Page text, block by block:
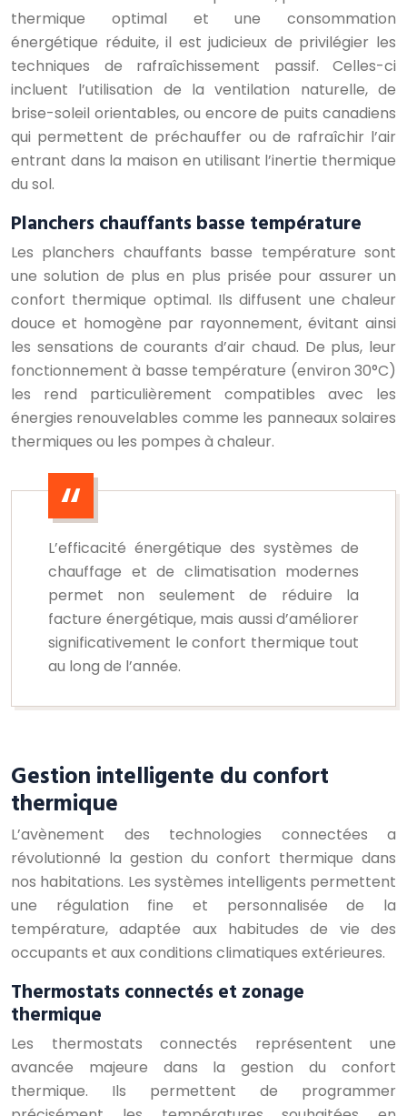
thermique optimal et une consommation
énergétique réduite, il est judicieux de privilégier les
techniques de rafraîchissement passif. Celles-ci
incluent l’utilisation de la ventilation naturelle, de
brise-soleil orientables, ou encore de puits canadiens
qui permettent de préchauffer ou de rafraîchir l’air
entrant dans la maison en utilisant l’inertie thermique
du sol.
Planchers chauffants basse température
Les planchers chauffants basse température sont
une solution de plus en plus prisée pour assurer un
confort thermique optimal. Ils diffusent une chaleur
douce et homogène par rayonnement, évitant ainsi
les sensations de courants d’air chaud. De plus, leur
fonctionnement à basse température (environ 30°C)
les rend particulièrement compatibles avec les
énergies renouvelables comme les panneaux solaires
thermiques ou les pompes à chaleur.
L’efficacité énergétique des systèmes de
chauffage et de climatisation modernes
permet non seulement de réduire la
facture énergétique, mais aussi d’améliorer
significativement le confort thermique tout
au long de l’année.
Gestion intelligente du confort
thermique
L’avènement des technologies connectées a
révolutionné la gestion du confort thermique dans
nos habitations. Les systèmes intelligents permettent
une régulation fine et personnalisée de la
température, adaptée aux habitudes de vie des
occupants et aux conditions climatiques extérieures.
Thermostats connectés et zonage
thermique
Les thermostats connectés représentent une
avancée majeure dans la gestion du confort
thermique. Ils permettent de programmer